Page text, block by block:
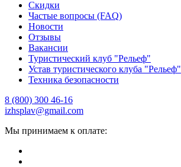
Скидки
Частые вопросы (FAQ)
Новости
Отзывы
Вакансии
Туристический клуб "Рельеф"
Устав туристического клуба "Рельеф"
Техника безопасности
8 (800) 300 46-16
izhsplav@gmail.com
Мы принимаем к оплате: